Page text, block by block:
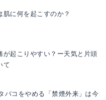
肌に何を起こすのか？
が起こりやすい？ー天気と片頭
て
バコをやめる「禁煙外来」は今